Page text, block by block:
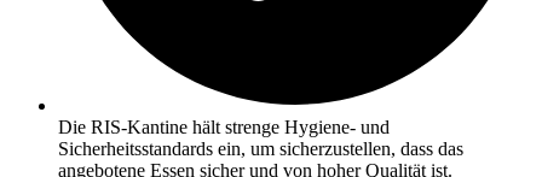
Die RIS-Kantine hält strenge Hygiene- und
Sicherheitsstandards ein, um sicherzustellen, dass das
angebotene Essen sicher und von hoher Qualität ist.